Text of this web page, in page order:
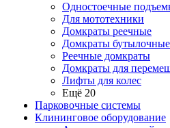
Одностоечные
Для мототехники
Домкраты реечные
Домкраты
Реечные домкраты
Домкраты для
Лифты для колес
Ещё 20
Парковочные системы
Клининговое оборудование